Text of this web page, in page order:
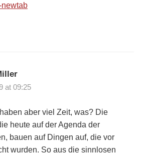
newtab
at 09:25
aber viel Zeit, was? Die
heute auf der Agenda der
bauen auf Dingen auf, die vor
wurden. So aus die sinnlosen